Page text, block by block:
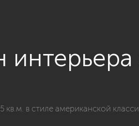
интерьера
кв.м. в стиле американской